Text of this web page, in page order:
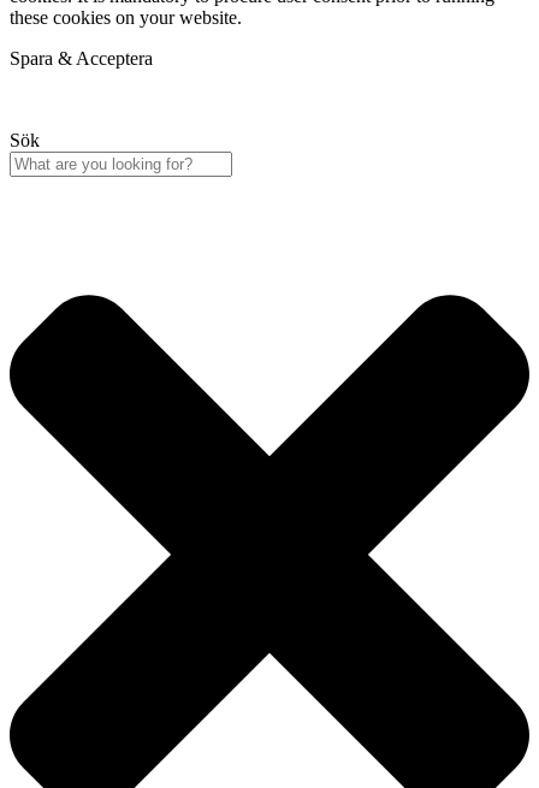
these cookies on your website.
Spara & Acceptera
Sök